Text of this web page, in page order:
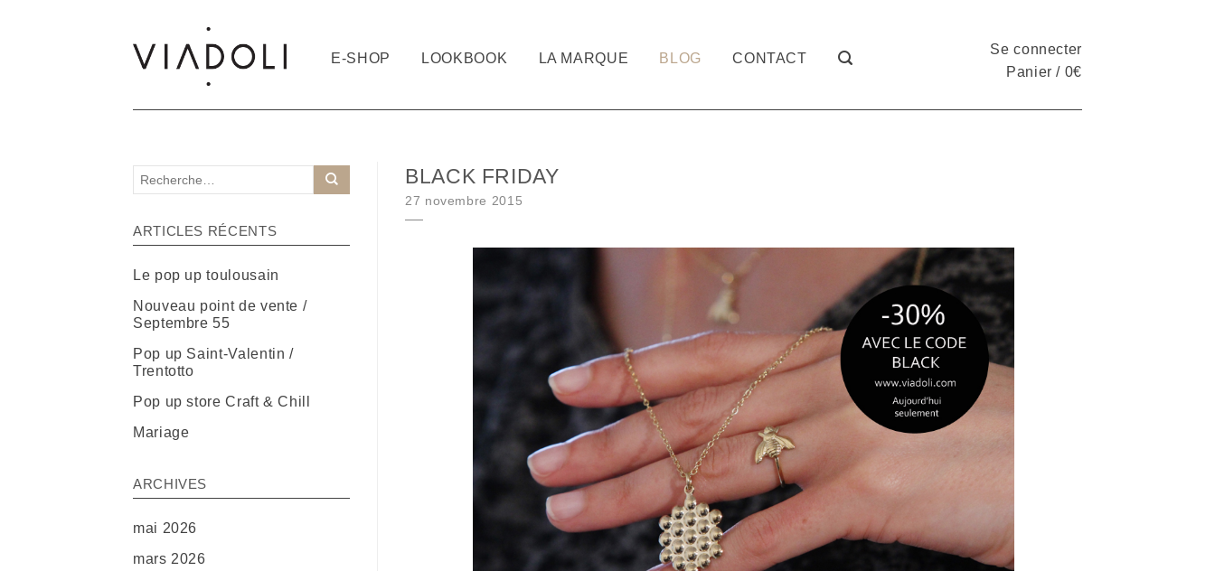
E-SHOP LOOKBOOK LA MARQUE BLOG CONTACT
Se connecter
Panier / 0€
BLACK FRIDAY
Posted on
27 novembre 2015
ARTICLES RÉCENTS
Le pop up toulousain
Nouveau point de vente /
Septembre 55
Pop up Saint-Valentin /
Trentotto
Pop up store Craft & Chill
Mariage
ARCHIVES
mai 2026
mars 2026